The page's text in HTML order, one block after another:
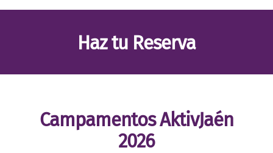
Reservas
Haz tu Reserva
Campamentos AktivJaén
2026